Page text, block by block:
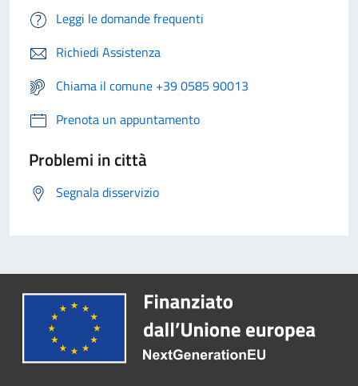
Leggi le domande frequenti
Richiedi Assistenza
Chiama il comune +39 0585 90013
Prenota un appuntamento
Problemi in città
Segnala disservizio